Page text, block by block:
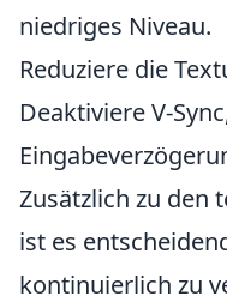
niedriges Niveau.
Reduziere die
Deaktiviere V-
Zusätzlich zu den
ist es
kontinuierlich zu